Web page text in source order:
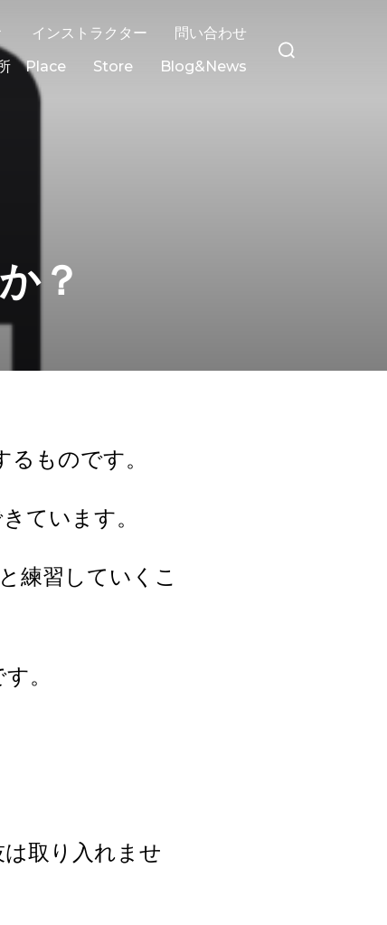
インストラクター
問い合わせ
Place Store Blog&News
？
ものです。
ています。
練習していくこ
。
取り入れませ